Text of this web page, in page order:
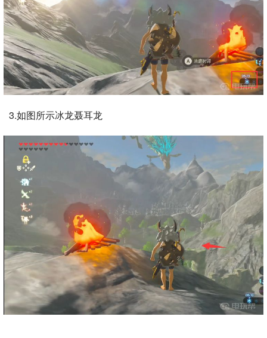
3.如图所示冰龙聂耳龙